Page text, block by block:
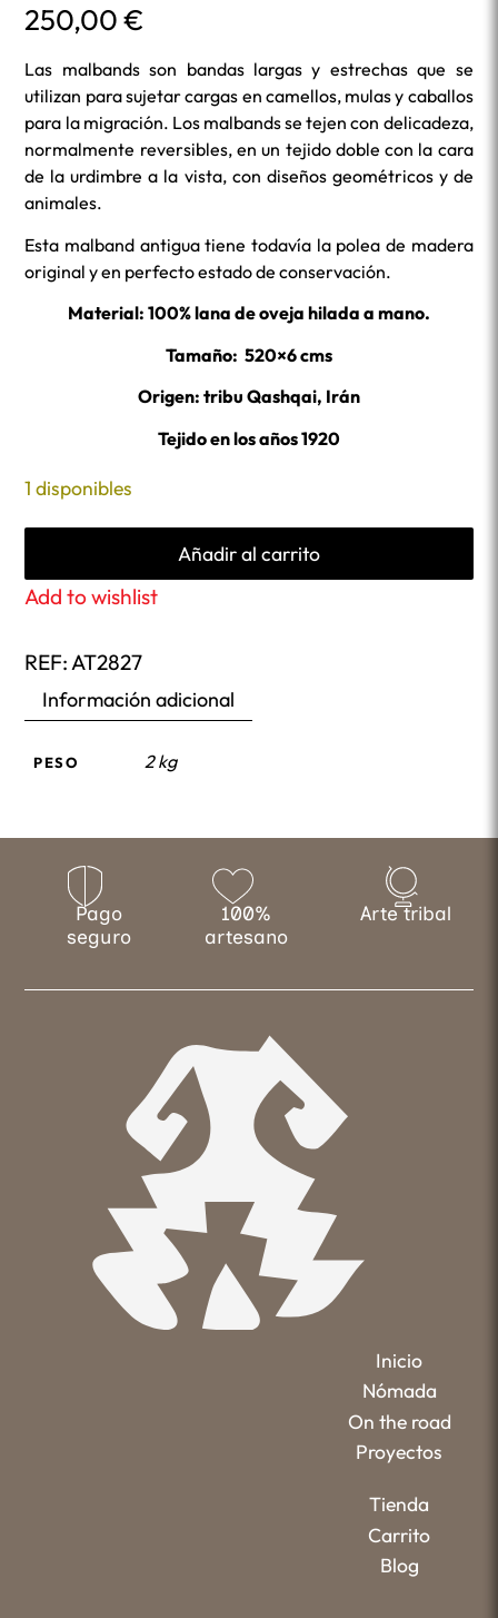
250,00€
Las malbands son bandas largas y estrechas que se
utilizan para sujetar cargas en camellos, mulas y caballos
para la migración. Los malbands se tejen con delicadeza,
normalmente reversibles, en un tejido doble con la cara
de la urdimbre a la vista, con diseños geométricos y de
animales.
Esta malband antigua tiene todavía la polea de madera
original y en perfecto estado de conservación.
Material: 100% lana de oveja hilada a mano.
Tamaño: 520×6 cms
Origen: tribu Qashqai, Irán
Tejido en los años 1920
1 disponibles
Añadir al carrito
Add to wishlist
REF:AT2827
Información adicional
PESO 2 kg
Pago
seguro
100%
artesano
Arte tribal
Inicio
Nómada
On the road
Proyectos
Tienda
Carrito
Blog